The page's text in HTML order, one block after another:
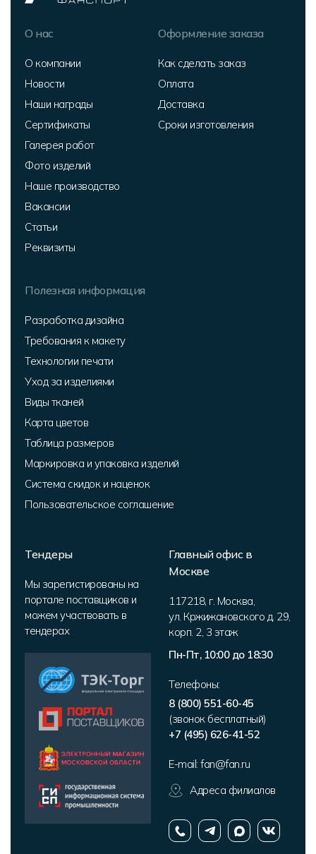
О нас
О компании
Новости
Наши награды
Сертификаты
Галерея работ
Фото изделий
Наше производство
Вакансии
Статьи
Реквизиты
Оформление заказа
Как сделать заказ
Оплата
Доставка
Сроки изготовления
Полезная информация
Разработка дизайна
Требования к макету
Технологии печати
Уход за изделиями
Виды тканей
Карта цветов
Таблица размеров
Маркировка и упаковка изделий
Система скидок и наценок
Пользовательское соглашение
Тендеры
Мы зарегистированы на
портале поставщиков и
можем участвовать в
тендерах
Главный офис в
Москве
117218, г. Москва,
ул. Кржижановского д. 29,
корп. 2, 3 этаж
Пн-Пт, 10:00 до 18:30
Телефоны:
8 (800) 551-60-45
(звонок бесплатный)
+7 (495) 626-41-52
E-mail: fan@fan.ru
Адреса филиалов